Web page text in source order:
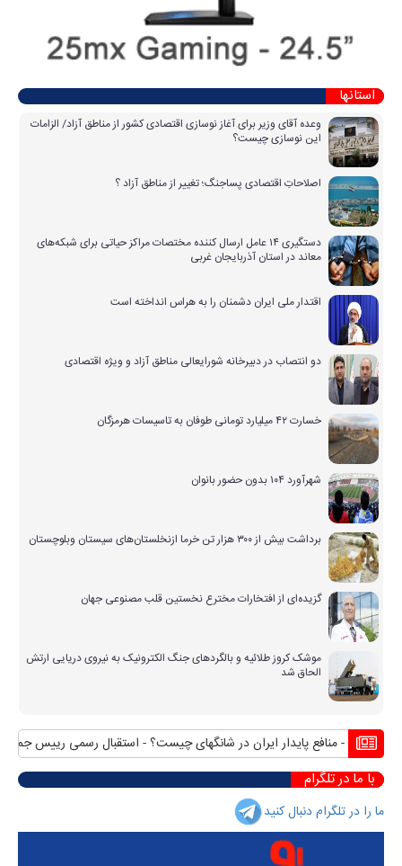
استانها
وعده آقای وزیر برای آغاز نوسازی اقتصادی کشور از مناطق آزاد/ الزامات
این نوسازی چیست؟
اصلاحاتِ اقتصادی پساجنگ؛ تغییر از مناطق آزاد ؟
دستگیری ۱۴ عامل ارسال کننده مختصات مراکز حیاتی برای شبکه‌های
معاند در استان آذربایجان غربی
اقتدار ملی ایران دشمنان را به هراس انداخته است
دو انتصاب در دبیرخانه شورایعالی مناطق آزاد و ویژه اقتصادی
خسارت ۴۲ میلیارد تومانی طوفان به تاسیسات هرمزگان
شهرآورد ۱۰۴ بدون حضور بانوان
برداشت بیش از ۳۰۰ هزار تن خرما ازنخلستان‌های سیستان وبلوچستان
گزیده‌ای از افتخارات مخترع نخستین قلب مصنوعی جهان
موشک کروز طلائیه و بالگردهای جنگ الکترونیک به نیروی دریایی ارتش
الحاق شد
با آن منافع پایدار ایران در شانگهای چیست؟ استقبال رسمی رییس جمهور
با ما در تلگرام
ما را در تلگرام دنبال کنید